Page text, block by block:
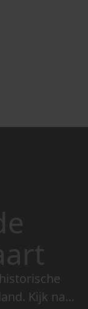
Kijk naar